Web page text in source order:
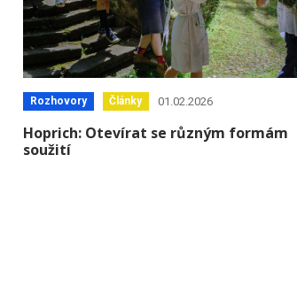
Rozhovory Články 01.02.2026
Hoprich: Otevírat se různým formám
soužití